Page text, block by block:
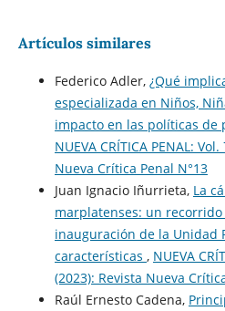
Artículos similares
Federico Adler, ¿Qué
especializada en Niños,
impacto en las políticas de
NUEVA CRÍTICA PENAL:
Nueva Crí­tica Penal N°13
Juan Ignacio Iñurrieta, La
marplatenses: un
inauguración de la Unidad
características , NUEVA
(2023): Revista Nueva
Raúl Ernesto Cadena,